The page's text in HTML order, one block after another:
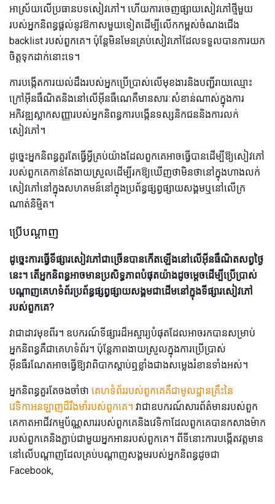
អាស្រ័យលើប្រធានបទសៀវភៅ។ ហើយការចេញផ្សាយសៀវភៅថ្មីមួយ
របស់អ្នកនិពន្ធផ្តល់នូវឱកាសមួយទៀតដើម្បីលើកកម្ពស់ចំណងជើង
backlist របស់ពួកគេ។ ប៉ុន្តែមិនមែនគ្រប់សៀវភៅដែលទទួលបានការយក
ចិត្តទុកដាក់នោះទេ។
ការបង្កើតការយល់ដឹងរបស់អ្នកប្រើប្រាស់លើមុខងារនិងបញ្ជីរាយឈ្មោះ
ក្រៅអ៊ីនធឺណិតនិងនៅលើអ៊ីនធឺណេគឺមានសារៈសំខាន់ណាស់ក្នុងការ
អភិវឌ្ឍស្លាកសញ្ញារបស់អ្នកនិពន្ធការបង្កើនទស្សនិកជននិងការលក់
សៀវភៅ។
ដូច្នេះអ្នកនិពន្ធគួរតែធ្វើអ្វីគ្រប់យ៉ាងដែលពួកគេអាចធ្វើបានដើម្បីឱ្យសៀវភៅ
របស់ពួកគេកាន់តែងាយស្រួលដើម្បីរកឱ្យឃើញថាមិនថានៅក្នុងហាងលក់
សៀវភៅនៅក្នុងសហគមន៍នៅក្នុងប្រព័ន្ធផ្សព្វផ្សាយសង្គមឬនៅលើក្រ
ណាត់និម្មិត។
ប្រើបណ្ដាញ
ដូច្នេះការធ្វើទីផ្សារសៀវភៅជាច្រើនបានកើតឡើងនៅលើអ៊ីនធឺណិតសព្វថ្ងៃ
នេះ។ តើអ្នកនិពន្ធអាចមានប្រសិទ្ធភាពបំផុតយ៉ាងដូចម្តេចដើម្បីប្រើប្រាស់
បណ្ដាញគេហទំព័រប្រព័ន្ធផ្សព្វផ្សាយសង្គមជាដើមនៅក្នុងទីផ្សារសៀវភៅ
របស់ពួកគេ?
វាជាដាវមុខពីរ។ ឧបករណ៍ទីផ្សារដ៏អស្ចារ្យបំផុតដែលអាចរកបានសម្រាប់
អ្នកនិពន្ធគឺជាគេហទំព័រ។ ប៉ុន្តែភាពងាយស្រួលក្នុងការប្រើប្រាស់
អ៊ីនធឺរណែតអាចធ្វើឱ្យវាពិបាកស្តាប់ឮខ្លាំងជាងសម្លេងរំខានទាំងអស់។
អ្នកនិពន្ធគួរតែចងចាំថា គេហទំព័ររបស់ពួកគេគឺជាមូលដ្ឋានគ្រឹះនៃ
វេទិកាអនឡាញដ៏រឹងមាំរបស់ពួកគេ។ វាជាឧបករណ៍សារព័ត៌មានរបស់ពួក
គេកាតអាជីវកម្មប័ណ្ណសាររបស់ពួកគេនិងវេទិកាដែលពួកគេបានកសាងម៉ាក
របស់ពួកគេនិងភ្ជាប់ជាមួយអ្នកអានរបស់ពួកគេ។ ពីទីនោះការបង្កើតវត្តមាន
នៅលើបណ្តាញដែលគ្រប់បណ្តាញសង្គមរបស់អ្នកនិពន្ធដូចជា
Facebook,